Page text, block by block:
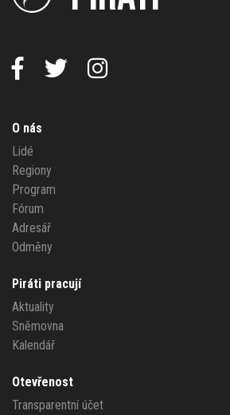
O nás
Lidé
Regiony
Program
Fórum
Adresář
Odměny
Piráti pracují
Aktuality
Sněmovna
Kalendář
Otevřenost
Transparentní účet